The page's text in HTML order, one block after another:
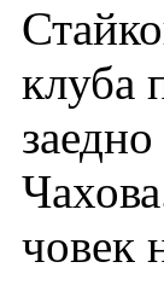
клуба
човек